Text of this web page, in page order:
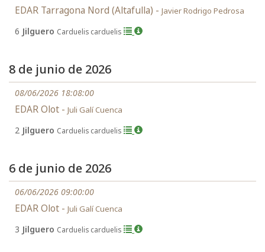
EDAR Tarragona Nord (Altafulla) - Javier Rodrigo Pedrosa
6 Jilguero Carduelis carduelis
8 de junio de 2026
08/06/2026 18:08:00
EDAR Olot - Juli Galí Cuenca
2 Jilguero Carduelis carduelis
6 de junio de 2026
06/06/2026 09:00:00
EDAR Olot - Juli Galí Cuenca
3 Jilguero Carduelis carduelis